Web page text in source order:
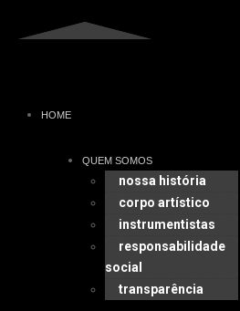
HOME
QUEM SOMOS
nossa história
corpo artístico
instrumentistas
responsabilidade
social
transparência